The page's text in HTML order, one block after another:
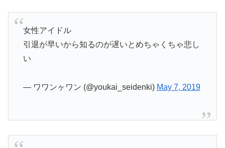
女性アイドル
引退が早いから知るのが遅いとめちゃくちゃ悲し
い
— ワワンヶワン (@youkai_seidenki) May 7, 2019